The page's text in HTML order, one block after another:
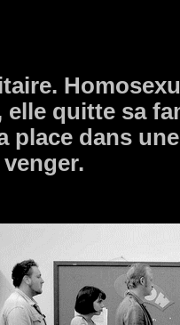
elle quitte sa
place dans